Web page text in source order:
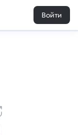
Войти
83 0